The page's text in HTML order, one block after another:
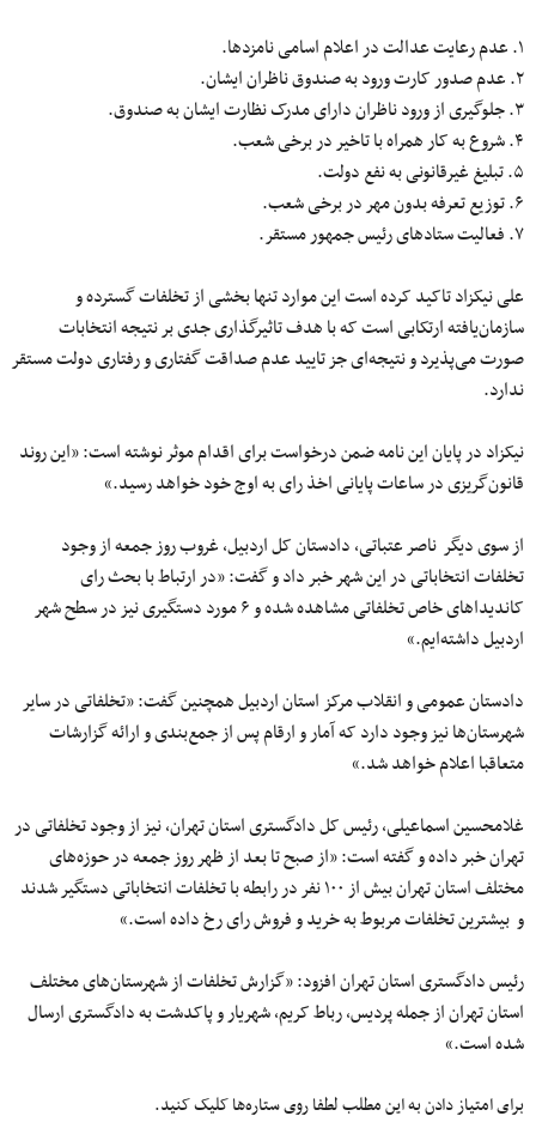
۱. عدم رعایت عدالت در اعلام اسامی نامزدها.
۲. عدم صدور کارت ورود به صندوق ناظران ایشان.
۳. جلوگیری از ورود ناظران دارای مدرک نظارت ایشان به صندوق.
۴. شروعبهکارهمراه باتاخیردر برخی شعب.
۵. تبلیغ غیرقانونی به نفع دولت.
۶. توزیع تعرفه بدونمهر دربرخی شعب.
۷. فعالیت ستادهایرئیسجمهورمستقر.
علی نیکزادتاکیدکرده است این موارد تنها بخشی از تخلفات گسترده و
سازمان‌یافته ارتکابی است کهباهدفتاثیرگذاریجدی بر نتیجه انتخابات
صورت می‌پذیرد و نتیجه‌ای جزتاییدعدم صداقت گفتاری و رفتاری دولت مستقر
ندارد.
نیکزاد در پایان این نامه ضمن درخواست برای اقدامموثرنوشته است:«این روند
قانون‌گریزی در ساعات پایانی اخذرایبه اوج خود خواهد رسید.»
از سوی دیگر ناصر عتباتی، دادستان کل اردبیل، غروب روز جمعه از وجود
تخلفات انتخاباتی در این شهر خبر داد و گفت: «در ارتباط با بحثرای
کاندیداهای خاص تخلفاتیمشاهدهشدهو۶مورد دستگیری نیز در سطح شهر
اردبیل داشته‌ایم.»
دادستان عمومی و انقلاب مرکز استان اردبیل همچنین گفت: «تخلفاتی در سایر
شهرستان‌ها نیز وجود دارد که آمار و ارقام پس از جمع‌بندی و ارائهگزارشات
متعاقبااعلام خواهد شد.»
غلامحسین اسماعیلی،رئیسکلدادگستری استان تهران، نیز از وجود تخلفاتی در
تهران خبر داده و گفته است: «از صبح تابعدازظهرروز جمعه درحوزه‌های
مختلف استان تهران بیش از۱۰۰نفر در رابطه با تخلفات انتخاباتی دستگیر شدند
و بیشترین تخلفات مربوط بهخریدوفروشرایرخدادهاست.»
رئیس دادگستری استان تهران افزود: «گزارش تخلفات ازشهرستان‌هایمختلف
استان تهرانازجملهپردیس،رباطکریم، شهریار و پاکدشت به دادگستریارسال
شدهاست.»
برای امتیاز دادن به این مطلب لطفا روی ستاره‌ها کلیک کنید.